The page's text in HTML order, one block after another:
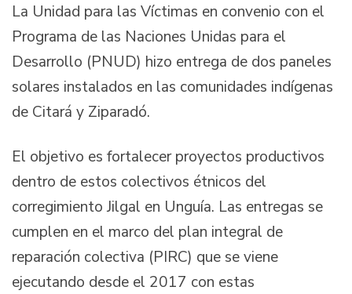
La Unidad para las Víctimas en convenio con el
Programa de las Naciones Unidas para el
Desarrollo (PNUD) hizo entrega de dos paneles
solares instalados en las comunidades indígenas
de Citará y Ziparadó.
El objetivo es fortalecer proyectos productivos
dentro de estos colectivos étnicos del
corregimiento Jilgal en Unguía. Las entregas se
cumplen en el marco del plan integral de
reparación colectiva (PIRC) que se viene
ejecutando desde el 2017 con estas